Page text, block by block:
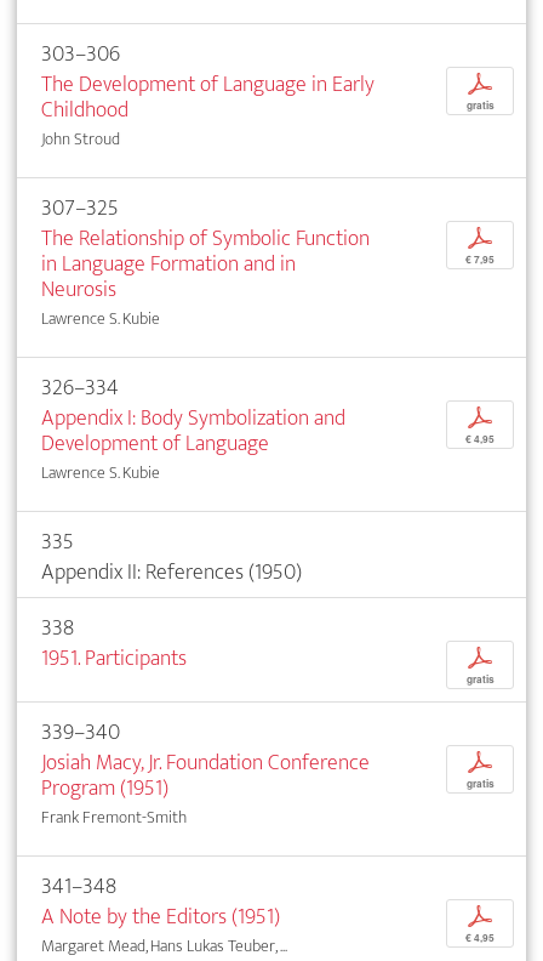
303–306
The Development of Language in Early
Childhood
John Stroud
p
gratis
307–325
The Relationship of Symbolic Function
in Language Formation and in
Neurosis
Lawrence S. Kubie
p
€ 7,95
326–334
Appendix I: Body Symbolization and
Development of Language
Lawrence S. Kubie
p
€ 4,95
335
Appendix II: References (1950)
338
1951. Participants
p
gratis
339–340
Josiah Macy, Jr. Foundation Conference
Program (1951)
Frank Fremont-Smith
p
gratis
341–348
A Note by the Editors (1951)
Margaret Mead, Hans Lukas Teuber, ...
p
€ 4,95